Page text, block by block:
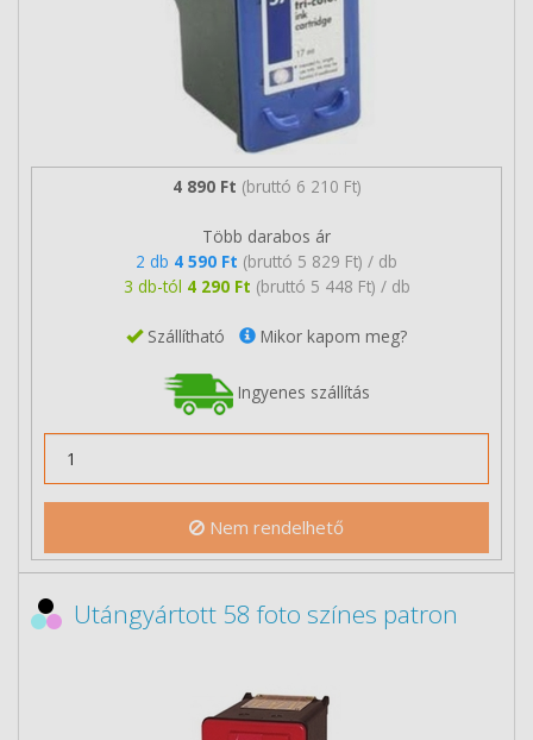
4 890 Ft (bruttó 6 210 Ft)
Több darabos ár
2 db 4 590 Ft (bruttó 5 829 Ft) / db
3 db-tól 4 290 Ft (bruttó 5 448 Ft) / db
Szállítható Mikor kapom meg?
Ingyenes szállítás
Nem rendelhető
Utángyártott 58 foto színes patron